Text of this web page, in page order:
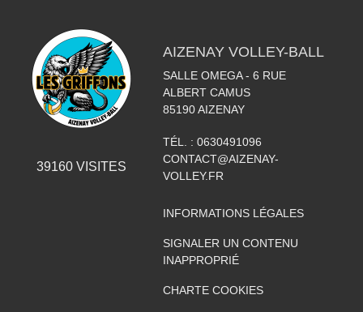
39160VISITES
AIZENAY VOLLEY-BALL
SALLE OMEGA - 6 RUE
ALBERT CAMUS
85190 AIZENAY
TÉL. : 0630491096
CONTACT@AIZENAY-
VOLLEY.FR
INFORMATIONS LÉGALES
SIGNALER UN CONTENU
INAPPROPRIÉ
CHARTE COOKIES